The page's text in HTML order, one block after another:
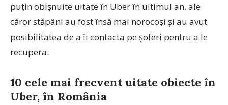
puțin obișnuite uitate în Uber în ultimul an, ale
căror stăpâni au fost însă mai norocoși și au avut
posibilitatea de a îi contacta pe șoferi pentru a le
recupera.
10 cele mai frecvent uitate obiecte în
Uber, în România